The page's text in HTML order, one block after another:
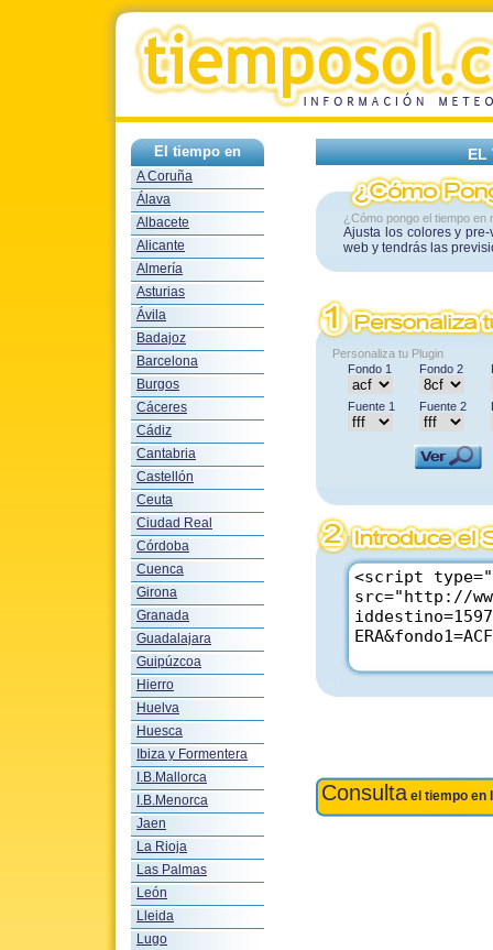
El tiempo en
A Coruña
Álava
Albacete
Alicante
Almería
Asturias
Ávila
Badajoz
Barcelona
Burgos
Cáceres
Cádiz
Cantabria
Castellón
Ceuta
Ciudad Real
Córdoba
Cuenca
Girona
Granada
Guadalajara
Guipúzcoa
Hierro
Huelva
Huesca
Ibiza y Formentera
I.B.Mallorca
I.B.Menorca
Jaen
La Rioja
Las Palmas
León
Lleida
Lugo
EL
¿Cómo pongo el tiempo en
Ajusta los colores y
web y tendrás las
Personaliza tu Plugin
Fondo 1
Fondo 2
Fuente 1 Fuente 2
Consulta el tiempo en